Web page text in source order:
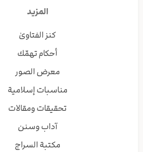
المزيد
كنز الفتاوىٰ
أحكام تهمّك
معرض الصور
مناسبات إسلامية
تحقيقات ومقالات
آداب وسنن
مكتبة السراج